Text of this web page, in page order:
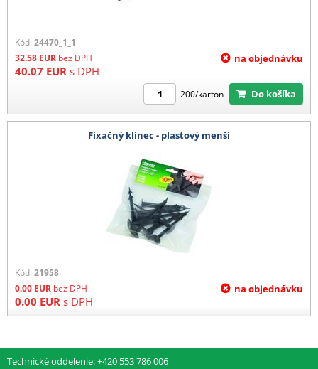
Kód: 24470_1_1
32.58 EUR bez DPH
40.07 EUR s DPH
na objednávku
200/karton Do košíka
Fixačný klinec - plastový menší
Kód: 21958
0.00 EUR bez DPH
0.00 EUR s DPH
na objednávku
Technické oddelenie: +420 553 786 006